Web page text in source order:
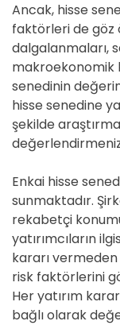
Ancak, hisse
faktörleri de göz
dalgalanmaları,
makroekonomik
senedinin
hisse senedine
şekilde
Enkai hisse
sunmaktadır.
rekabetçi
yatırımcıların
kararı
risk faktörlerini
Her yatırım
bağlı olarak